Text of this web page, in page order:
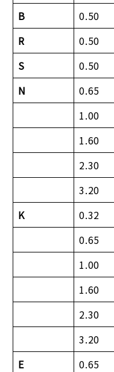
B
0.50
R
0.50
S
0.50
N
0.65
1.00
1.60
2.30
3.20
K
0.32
0.65
1.00
1.60
2.30
3.20
E
0.65